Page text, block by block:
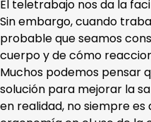
El teletrabajo nos da la
Sin embargo, cuando
probable que seamos
cuerpo y de cómo
Muchos podemos pensar
solución para mejorar la
en realidad, no siempre es